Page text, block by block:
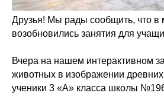
Друзья! Мы рады сообщить, что в
возобновились занятия для
Вчера на нашем интерактивном
животных в изображении
ученики 3 «А» класса школы